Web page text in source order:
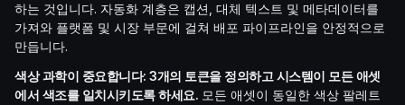
하는 것입니다. 자동화 계층은 캡션, 대체 텍스트 및 메타데이터를
가져와 플랫폼 및 시장 부문에 걸쳐 배포 파이프라인을 안정적으로
만듭니다.
색상 과학이 중요합니다: 3개의 토큰을 정의하고 시스템이 모든 애셋
에서 색조를 일치시키도록 하세요. 모든 애셋이 동일한 색상 팔레트